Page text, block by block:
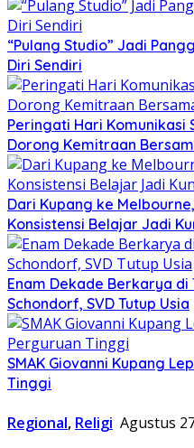
“Pulang Studio” Jadi
Diri Sendiri
Peringati Hari Komunikasi
Dorong Kemitraan
Dari Kupang ke
Konsistensi Belajar Jadi
Enam Dekade Berkarya di
Schondorf, SVD Tutup Usia
SMAK Giovanni Kupang
Tinggi
Regional, Religi Agustus